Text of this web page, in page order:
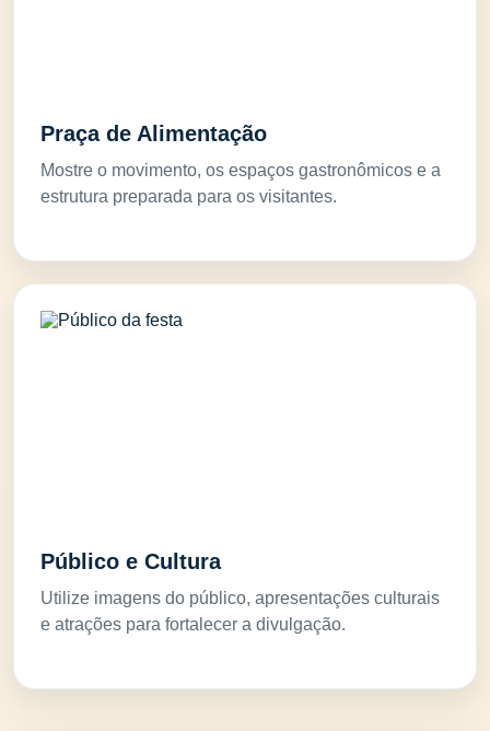
Praça de Alimentação
Mostre o movimento, os espaços gastronômicos e a
estrutura preparada para os visitantes.
Público e Cultura
Utilize imagens do público, apresentações culturais
e atrações para fortalecer a divulgação.